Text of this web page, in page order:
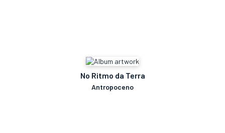
No Ritmo da Terra
Antropoceno